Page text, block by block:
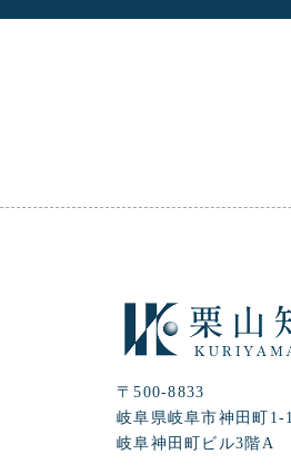
〒500-8833
岐阜県岐阜市神田町1-
岐阜神田町ビル3階A